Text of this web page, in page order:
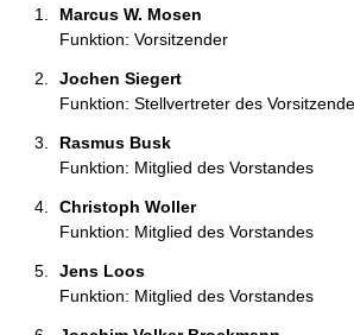
Marcus W. Mosen
Funktion: Vorsitzender
Jochen Siegert
Funktion: Stellvertreter des
Rasmus Busk
Funktion: Mitglied des Vorstandes
Christoph Woller
Funktion: Mitglied des Vorstandes
Jens Loos
Funktion: Mitglied des Vorstandes